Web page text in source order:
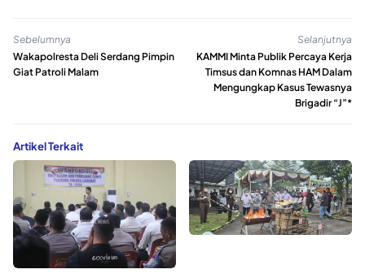
Sebelumnya
Wakapolresta Deli Serdang Pimpin
Giat Patroli Malam
Selanjutnya
KAMMI Minta Publik Percaya Kerja
Timsus dan Komnas HAM Dalam
Mengungkap Kasus Tewasnya
Brigadir “J”*
Artikel Terkait